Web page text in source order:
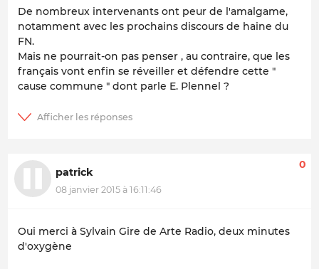
De nombreux intervenants ont peur de l'amalgame,
notamment avec les prochains discours de haine du
FN.
Mais ne pourrait-on pas penser , au contraire, que les
français vont enfin se réveiller et défendre cette "
cause commune " dont parle E. Plennel ?
patrick
08 janvier 2015 à 16:11:46
0
Oui merci à Sylvain Gire de Arte Radio, deux minutes
d'oxygène